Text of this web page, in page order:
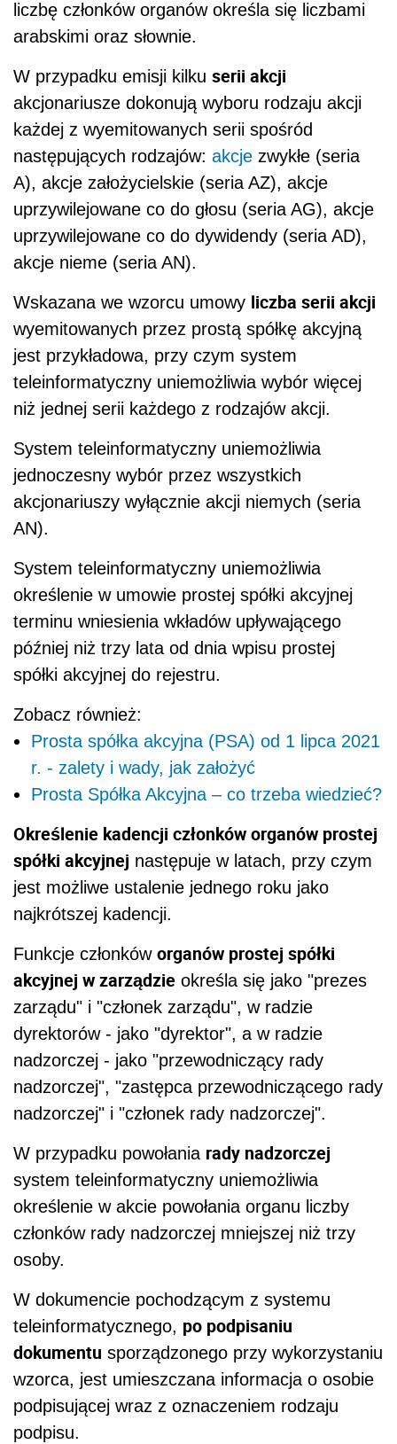
liczbę członków organów określa się liczbami
arabskimi oraz słownie.
W przypadku emisji kilku serii akcji
akcjonariusze dokonują wyboru rodzaju akcji
każdej z wyemitowanych serii spośród
następujących rodzajów: akcje zwykłe (seria
A), akcje założycielskie (seria AZ), akcje
uprzywilejowane co do głosu (seria AG), akcje
uprzywilejowane co do dywidendy (seria AD),
akcje nieme (seria AN).
Wskazana we wzorcu umowy liczba serii akcji
wyemitowanych przez prostą spółkę akcyjną
jest przykładowa, przy czym system
teleinformatyczny uniemożliwia wybór więcej
niż jednej serii każdego z rodzajów akcji.
System teleinformatyczny uniemożliwia
jednoczesny wybór przez wszystkich
akcjonariuszy wyłącznie akcji niemych (seria
AN).
System teleinformatyczny uniemożliwia
określenie w umowie prostej spółki akcyjnej
terminu wniesienia wkładów upływającego
później niż trzy lata od dnia wpisu prostej
spółki akcyjnej do rejestru.
Zobacz również:
Prosta spółka akcyjna (PSA) od 1 lipca 2021
r. - zalety i wady, jak założyć
Prosta Spółka Akcyjna – co trzeba wiedzieć?
Określenie kadencji członków organów prostej
spółki akcyjnej następuje w latach, przy czym
jest możliwe ustalenie jednego roku jako
najkrótszej kadencji.
Funkcje członków organów prostej spółki
akcyjnej w zarządzie określa się jako "prezes
zarządu" i "członek zarządu", w radzie
dyrektorów - jako "dyrektor", a w radzie
nadzorczej - jako "przewodniczący rady
nadzorczej", "zastępca przewodniczącego rady
nadzorczej" i "członek rady nadzorczej".
W przypadku powołania rady nadzorczej
system teleinformatyczny uniemożliwia
określenie w akcie powołania organu liczby
członków rady nadzorczej mniejszej niż trzy
osoby.
W dokumencie pochodzącym z systemu
teleinformatycznego, po podpisaniu
dokumentu sporządzonego przy wykorzystaniu
wzorca, jest umieszczana informacja o osobie
podpisującej wraz z oznaczeniem rodzaju
podpisu.